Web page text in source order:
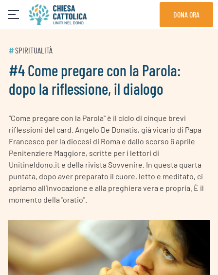
DONA ORA
#SPIRITUALITÀ
#4 Come pregare con la Parola:
dopo la riflessione, il dialogo
"Come pregare con la Parola" è il ciclo di cinque brevi
riflessioni del card. Angelo De Donatis, già vicario di Papa
Francesco per la diocesi di Roma e dallo scorso 6 aprile
Penitenziere Maggiore, scritte per i lettori di
Unitineldono.it e della rivista Sovvenire. In questa quarta
puntata, dopo aver preparato il cuore, letto e meditato, ci
apriamo all’invocazione e alla preghiera vera e propria. È il
momento della "oratio".